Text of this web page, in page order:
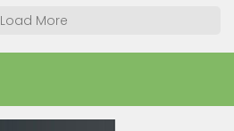
Load More